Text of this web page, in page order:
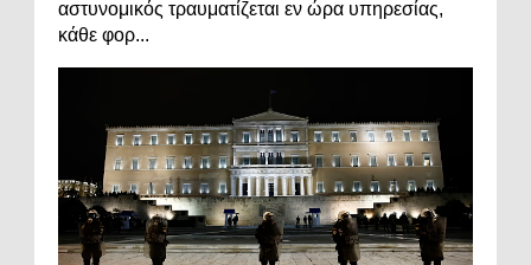
αστυνομικός τραυματίζεται εν ώρα υπηρεσίας,
κάθε φορ...